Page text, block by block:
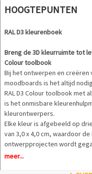
HOOGTEPUNTEN
RAL D3 kleurenboek
Breng de 3D kleurruimte tot
Colour toolbook
Bij het ontwerpen en
moodboards is het altijd
RAL D3 Colour toolbook met
is het onmisbare
kleurontwerpers.
Elke kleur is afgebeeld op
van 3,0 x 4,0 cm, waardoor
ontwerpprojecten wordt
meer...